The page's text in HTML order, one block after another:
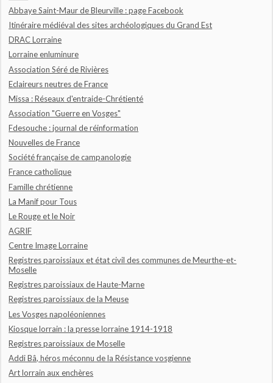
Abbaye Saint-Maur de Bleurville : page Facebook
Itinéraire médiéval des sites archéologiques du Grand Est
DRAC Lorraine
Lorraine enluminure
Association Séré de Rivières
Eclaireurs neutres de France
Missa : Réseaux d'entraide-Chrétienté
Association "Guerre en Vosges"
Fdesouche : journal de réinformation
Nouvelles de France
Société française de campanologie
France catholique
Famille chrétienne
La Manif pour Tous
Le Rouge et le Noir
AGRIF
Centre Image Lorraine
Registres paroissiaux et état civil des communes de Meurthe-et-
Moselle
Registres paroissiaux de Haute-Marne
Registres paroissiaux de la Meuse
Les Vosges napoléoniennes
Kiosque lorrain : la presse lorraine 1914-1918
Registres paroissiaux de Moselle
Addi Bâ, héros méconnu de la Résistance vosgienne
Art lorrain aux enchères